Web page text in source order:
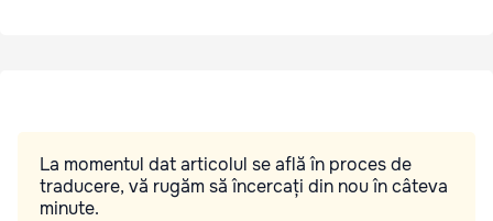
La momentul dat articolul se află în proces de
traducere, vă rugăm să încercați din nou în câteva
minute.